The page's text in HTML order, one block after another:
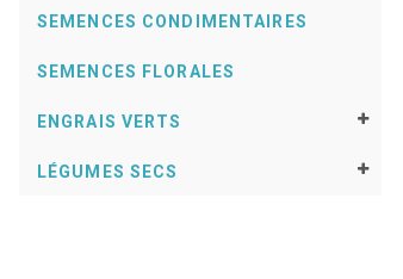
SEMENCES CONDIMENTAIRES
SEMENCES FLORALES
ENGRAIS VERTS
LÉGUMES SECS